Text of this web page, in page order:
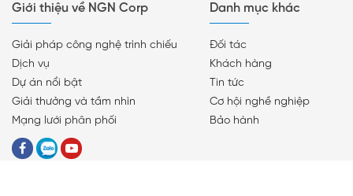
Giới thiệu về NGN Corp
Giải pháp công nghệ trình chiếu
Dịch vụ
Dự án nổi bật
Giải thưởng và tầm nhìn
Mạng lưới phân phối
Danh mục khác
Đối tác
Khách hàng
Tin tức
Cơ hội nghề nghiệp
Bảo hành